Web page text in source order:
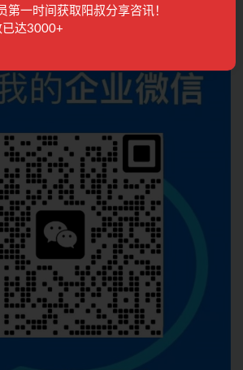
回放 1月前 285
第一时间获取阳叔分享咨讯！
已达3000+